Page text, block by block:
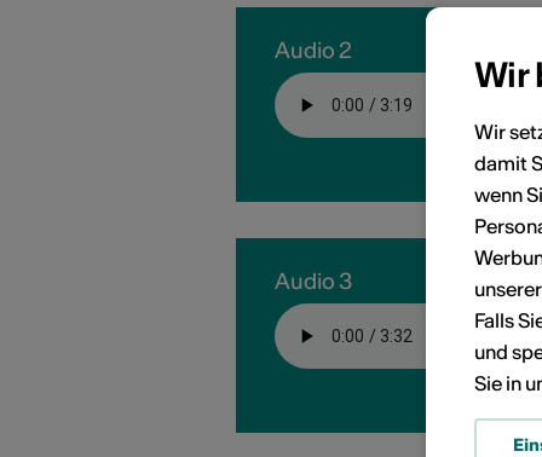
Audio 2
Audio 3
Wir
Wir
damit
wenn
Falls
und
Sie in